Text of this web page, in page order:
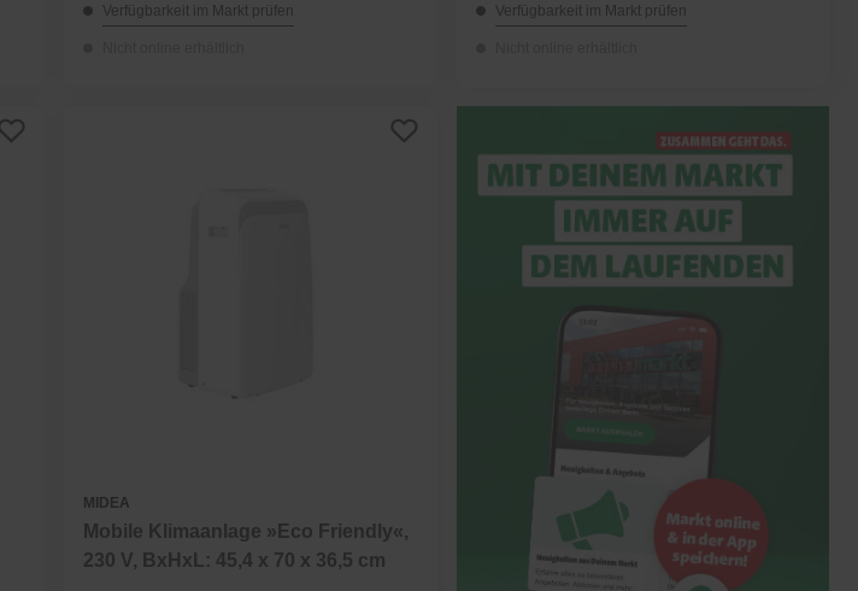
Verfügbarkeit im Markt prüfen Verfügbarkeit im Markt prüfen
MIDEA
Mobile Klimaanlage »Eco Friendly«,
230 V, BxHxL: 45,4 x 70 x 36,5 cm